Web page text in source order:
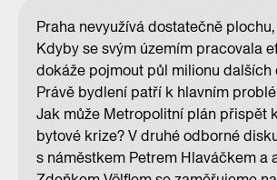
Praha nevyužívá dostatečně
Kdyby se svým územím pracovala
dokáže pojmout půl milionu dalších
Právě bydlení patří k hlavním
Jak může Metropolitní plán přispět
bytové krize? V druhé odborné
s náměstkem Petrem Hlaváčkem a